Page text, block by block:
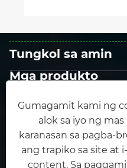
Tungkol sa amin
Mga produkto
Makipag-ugnayan
Gumagamit kami ng
alok sa iyo ng
karanasan sa pagba-
ang trapiko sa site at
content. Sa